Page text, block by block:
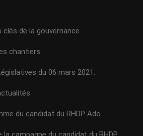
clés de la gouvernance
chantiers
du 06 mars 2021.
du candidat du RHDP Ado